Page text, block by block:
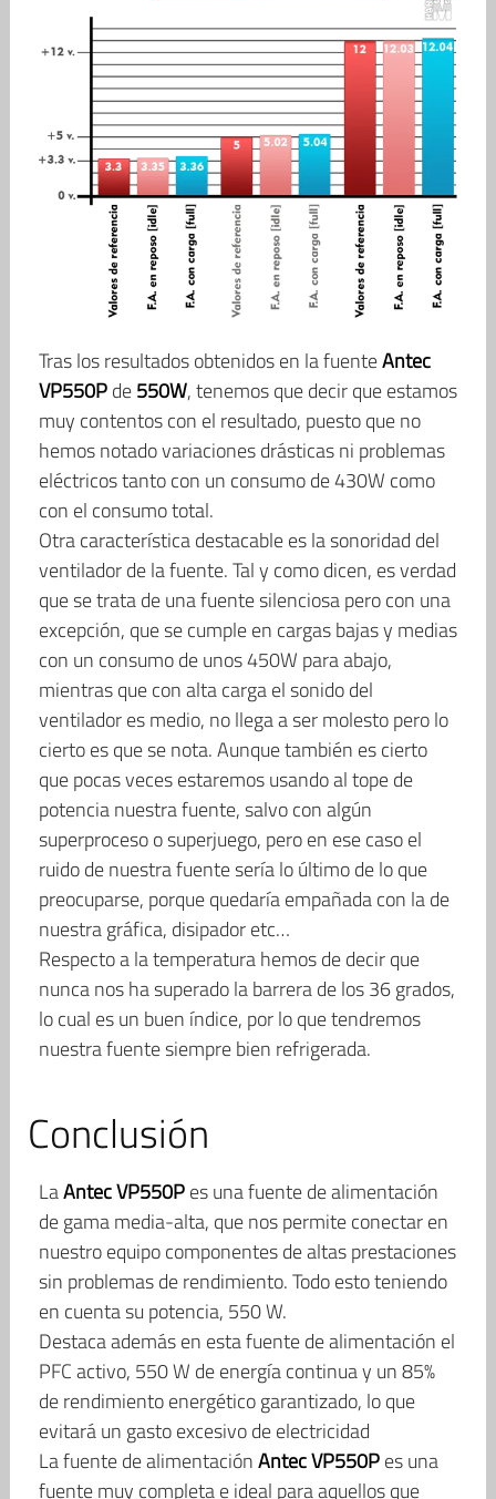
Tras los resultados obtenidos en la fuenteAntec
VP550Pde550W, tenemos que decir que estamos
muy contentos con el resultado, puesto que no
hemos notado variaciones drásticas ni problemas
eléctricos tanto con un consumo de 430W como
con el consumo total.
Otra característica destacable es la sonoridad del
ventilador de la fuente. Tal y como dicen, es verdad
que se trata de una fuente silenciosa pero con una
excepción, que se cumple en cargas bajas y medias
con un consumo de unos 450W para abajo,
mientras que con alta carga el sonido del
ventilador es medio, no llega a ser molesto pero lo
cierto es que se nota. Aunque también es cierto
que pocas veces estaremos usando al tope de
potencia nuestra fuente, salvo con algún
superproceso o superjuego, pero en ese caso el
ruido de nuestra fuente sería lo último de lo que
preocuparse, porque quedaría empañada con la de
nuestra gráfica, disipador etc…
Respecto a la temperatura hemos de decir que
nunca nos ha superado la barrera de los 36 grados,
lo cual es un buen índice, por lo que tendremos
nuestra fuente siempre bien refrigerada.
Conclusión
LaAntec VP550Pes una fuente de alimentación
de gama media-alta, que nos permite conectar en
nuestro equipo componentes de altas prestaciones
sin problemas de rendimiento. Todo esto teniendo
en cuenta su potencia, 550 W.
Destaca además en esta fuente de alimentación el
PFC activo, 550 W de energía continua y un 85%
de rendimiento energético garantizado, lo que
evitará un gasto excesivo de electricidad
La fuente de alimentaciónAntec VP550Pes una
fuente muy completa e ideal para aquellos que